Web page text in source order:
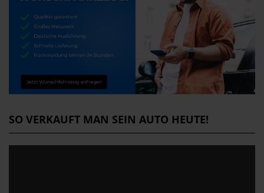
SO VERKAUFT MAN SEIN AUTO HEUTE!